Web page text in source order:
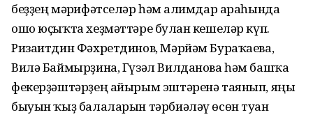
беҙҙең мәғрифәтселәр һәм ғалимдар араһында
ошо юҫыҡта хеҙмәттәре булған кешеләр күп.
Ризаитдин Фәхретдинов, Мәрйәм Бураҡаева,
Вилә Баймырҙина, Гүзәл Вилданова һәм башҡа
фекерҙәштәрҙең айырым эштәренә таянып, яңы
быуын ҡыҙ балаларын тәрбиәләү өсөн туған